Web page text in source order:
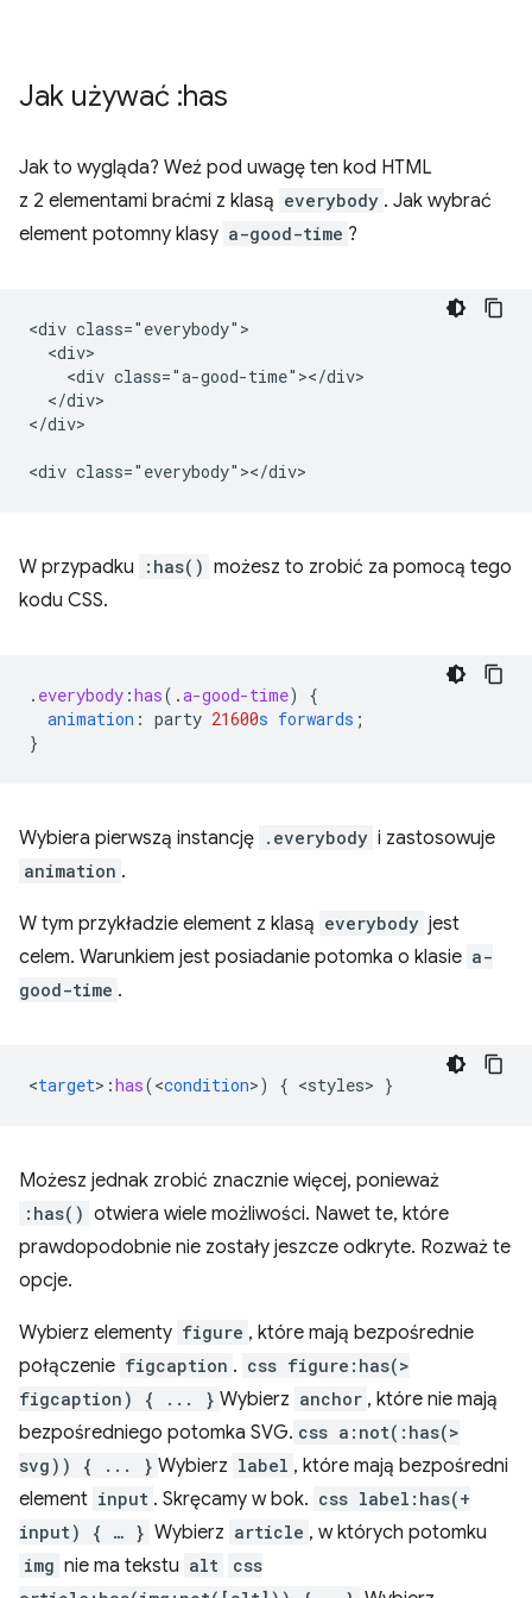
Jak używać :has
Jak to wygląda? Weź pod uwagę ten kod HTML
z 2 elementami braćmi z klasą everybody . Jak wybrać
element potomny klasy a-good-time ?
<div class="everybody">
  <div>
    <div class="a-good-time"></div>
  </div>
</div>
W przypadku :has() możesz to zrobić za pomocą tego
kodu CSS.
. everybody :has( .a-good-time)
{
animation : party 21600s forwards ;
}
Wybiera pierwszą instancję .everybody i zastosowuje
animation .
W tym przykładzie element z klasą everybody jest
celem. Warunkiem jest posiadanie potomka o klasie a-
good-time .
<target> :has(<condition>) { <styles> }
Możesz jednak zrobić znacznie więcej, ponieważ
:has() otwiera wiele możliwości. Nawet te, które
prawdopodobnie nie zostały jeszcze odkryte. Rozważ te
opcje.
Wybierz elementy figure , które mają bezpośrednie
połączenie figcaption . css figure:has(>
figcaption) { ... } Wybierz anchor , które nie mają
bezpośredniego potomka SVG. css a:not(:has(>
svg)) { ... } Wybierz label , które mają bezpośredni
element input . Skręcamy w bok. css label:has(+
input) { … } Wybierz article , w których potomku
img nie ma tekstu alt
css